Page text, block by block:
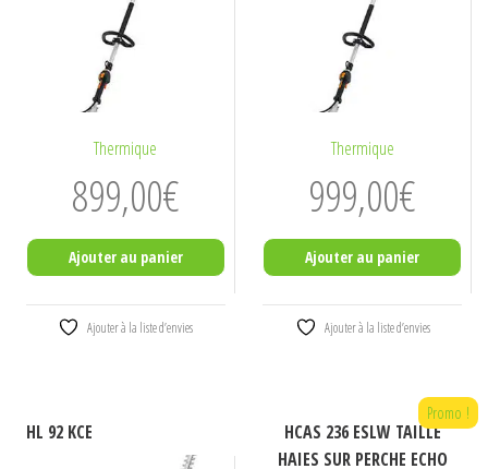
Thermique
899,00€
Ajouter au panier
Ajouter à la liste d’envies
Thermique
999,00€
Ajouter au panier
Ajouter à la liste d’envies
HL 92 KCE
Promo !
HCAS 236 ESLW TAILLE
HAIES SUR PERCHE ECHO